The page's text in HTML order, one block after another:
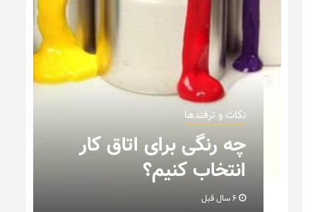
نکات و ترفندها
چه رنگی برای اتاق کار
انتخاب کنیم؟